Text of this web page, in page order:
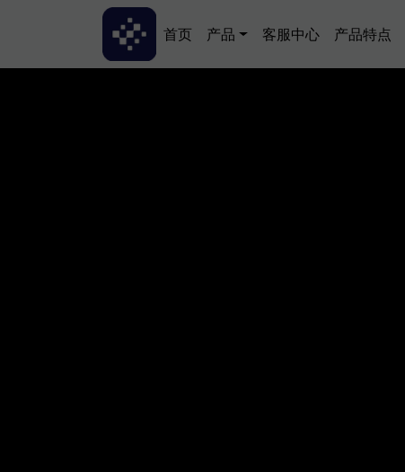
Main navigation
首页 产品 客服中心 产品特点